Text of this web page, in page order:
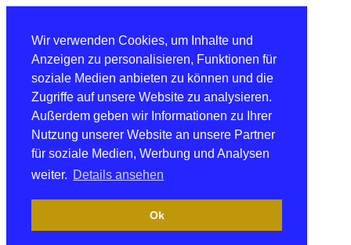
Wir verwenden Cookies, um Inhalte und
Anzeigen zu personalisieren, Funktionen für
soziale Medien anbieten zu können und die
Zugriffe auf unsere Website zu analysieren.
Außerdem geben wir Informationen zu Ihrer
Nutzung unserer Website an unsere Partner
für soziale Medien, Werbung und Analysen
weiter. Details ansehen
Ok